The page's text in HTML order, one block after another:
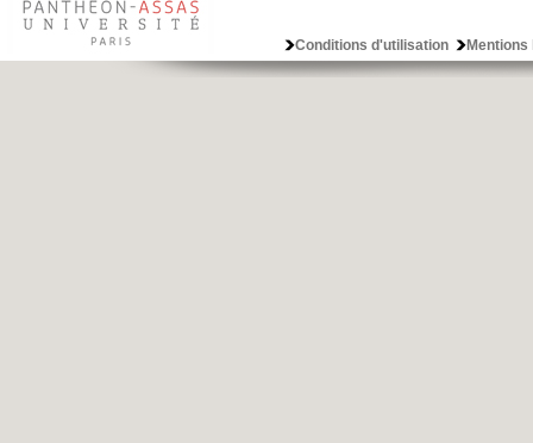
Conditions d'utilisation Mentions